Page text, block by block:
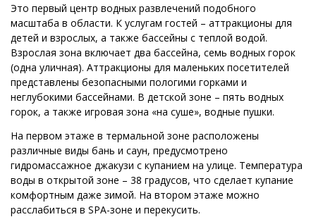
Это первый центр водных развлечений подобного
масштаба в области. К услугам гостей – аттракционы для
детей и взрослых, а также бассейны с теплой водой.
Взрослая зона включает два бассейна, семь водных горок
(одна уличная). Аттракционы для маленьких посетителей
представлены безопасными пологими горками и
неглубокими бассейнами. В детской зоне – пять водных
горок, а также игровая зона «на суше», водные пушки.
На первом этаже в термальной зоне расположены
различные виды бань и саун, предусмотрено
гидромассажное джакузи с купанием на улице. Температура
воды в открытой зоне – 38 градусов, что сделает купание
комфортным даже зимой. На втором этаже можно
расслабиться в SPA-зоне и перекусить.